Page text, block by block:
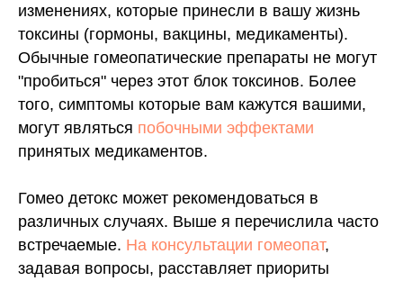
изменениях, которые принесли в вашу жизнь
токсины (гормоны, вакцины, медикаменты).
Обычные гомеопатические препараты не могут
"пробиться" через этот блок токсинов. Более
того, симптомы которые вам кажутся вашими,
могут являться побочными эффектами
принятых медикаментов.
Гомео детокс может рекомендоваться в
различных случаях. Выше я перечислила часто
встречаемые. На консультации гомеопат,
задавая вопросы, расставляет приориты